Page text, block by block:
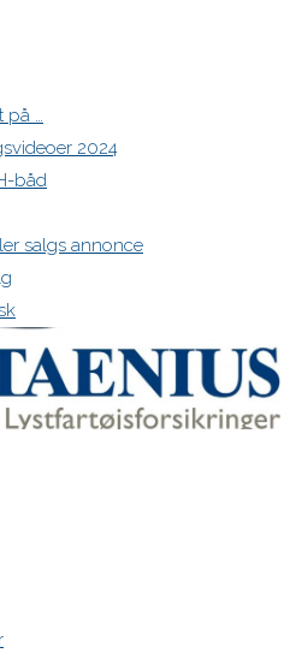
på …
2024
båd
salgs annonce